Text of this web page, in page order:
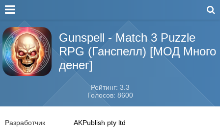
Gunspell - Match 3 Puzzle
RPG (Ганспелл) [МОД Много
денег]
Рейтинг: 3.3
Голосов: 8600
Разработчик AKPublish pty ltd